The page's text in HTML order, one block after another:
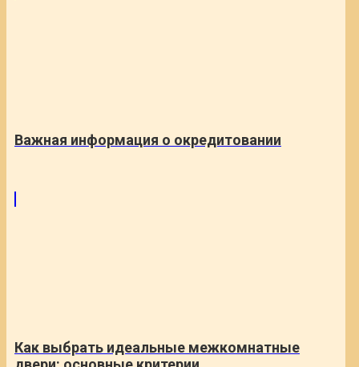
Важная информация о окредитовании
Как выбрать идеальные межкомнатные